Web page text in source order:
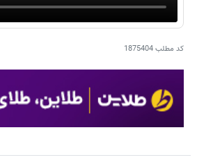
کد مطلب1875404